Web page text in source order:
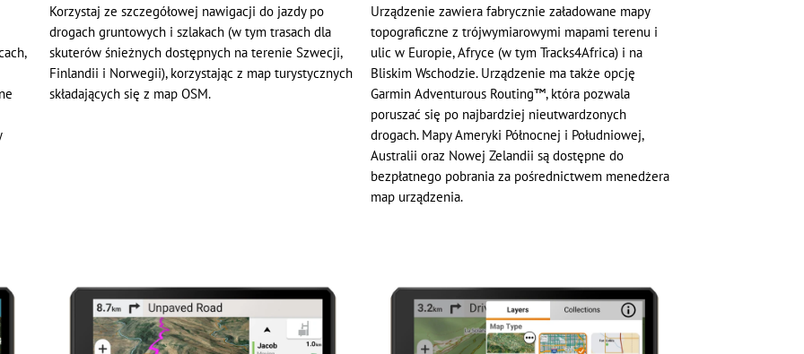
Korzystaj ze szczegółowej nawigacji do jazdy po
drogach gruntowych i szlakach (w tym trasach dla
skuterów śnieżnych dostępnych na terenie Szwecji,
Finlandii i Norwegii), korzystając z map turystycznych
składających się z map OSM.
Urządzenie zawiera fabrycznie załadowane mapy
topograficzne z trójwymiarowymi mapami terenu i
ulic w Europie, Afryce (w tym Tracks4Africa) i na
Bliskim Wschodzie. Urządzenie ma także opcję
Garmin Adventurous Routing™, która pozwala
poruszać się po najbardziej nieutwardzonych
drogach. Mapy Ameryki Północnej i Południowej,
Australii oraz Nowej Zelandii są dostępne do
bezpłatnego pobrania za pośrednictwem menedżera
map urządzenia.